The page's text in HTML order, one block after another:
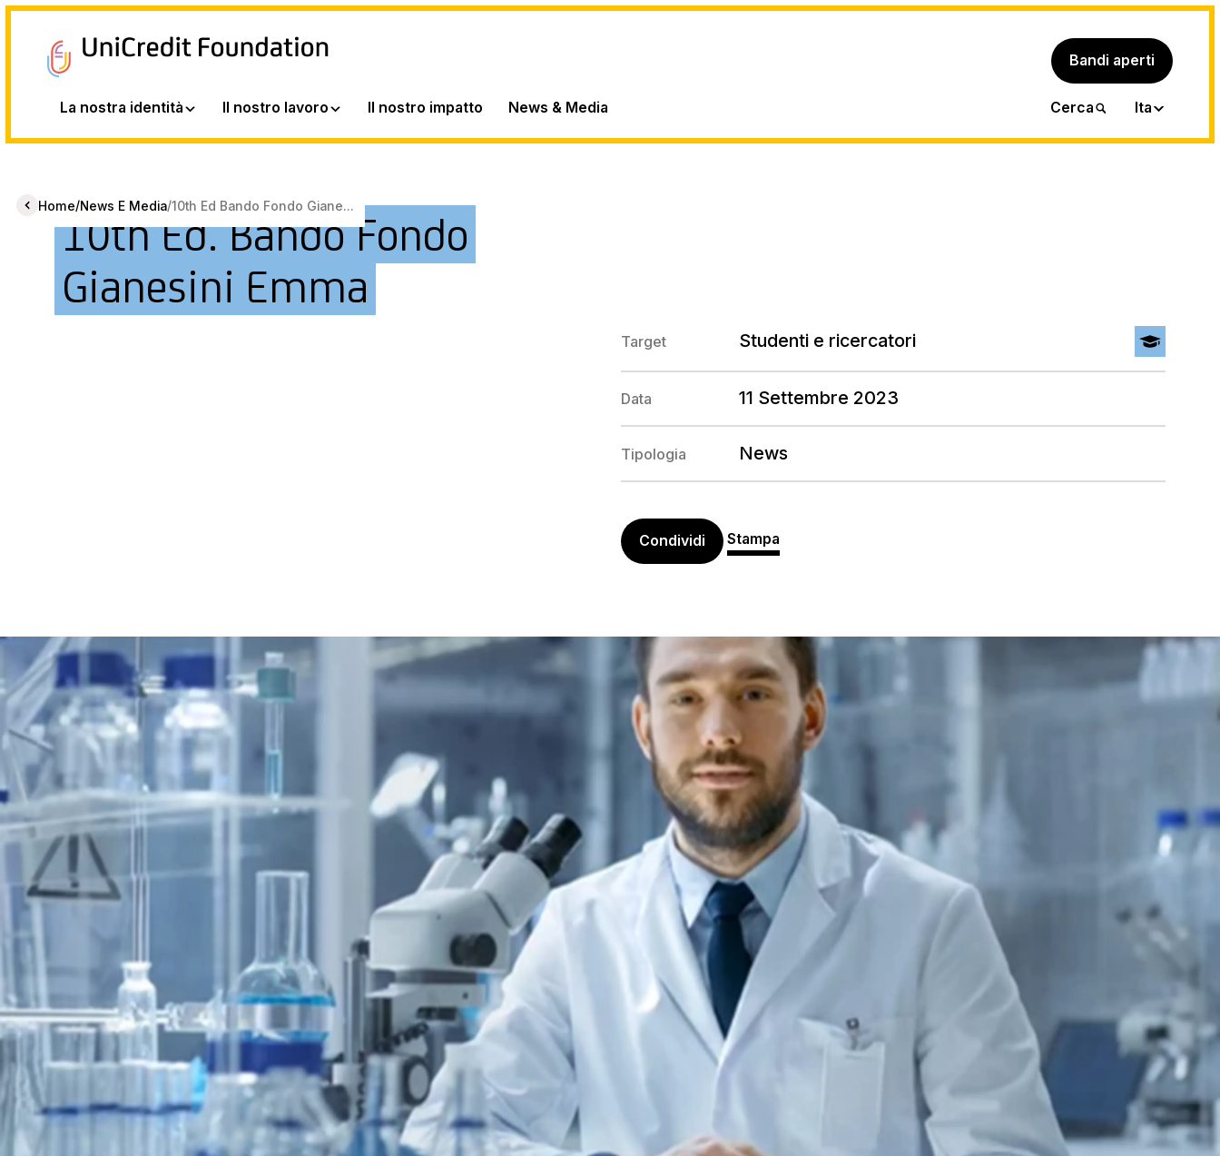
Bandi aperti
La nostra identità Il nostro lavoro Il nostro impatto News & Media Cerca ItaEng
Home/News E Media/10th Ed Bando Fondo Giane...
10th Ed. Bando Fondo
Gianesini Emma
Target Studenti e ricercatori
Data 11 Settembre 2023
Tipologia News
Condividi Stampa